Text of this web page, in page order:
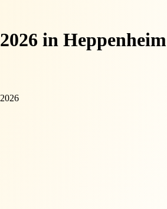
in Heppenheim